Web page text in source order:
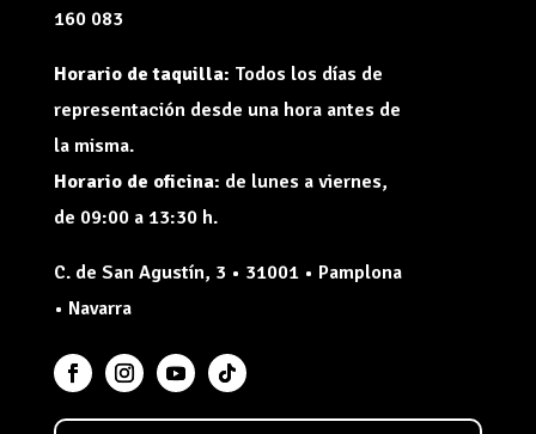
160 083
Horario de taquilla: Todos los días de
representación desde una hora antes de
la misma.
Horario de oficina: de lunes a viernes,
de 09:00 a 13:30 h.
C. de San Agustín, 3 • 31001 • Pamplona
• Navarra